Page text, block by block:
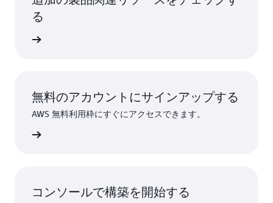
る
無料のアカウントにサインアップする
AWS 無料利用枠にすぐにアクセスできます。
コンソールで構築を開始する